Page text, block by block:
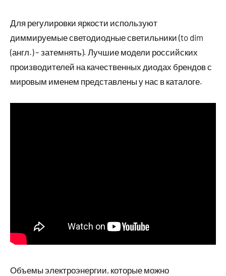
Для регулировки яркости используют
диммируемые светодиодные светильники (to dim
(англ.) – затемнять). Лучшие модели российских
производителей на качественных диодах брендов с
мировым именем представлены у нас в каталоге.
Объемы электроэнергии, которые можно